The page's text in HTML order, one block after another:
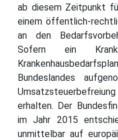
ab diesem Zeitpunkt
einem öffentlich-
an den
Sofern ein
Bundeslandes
erhalten. Der
im Jahr 2015
unmittelbar auf